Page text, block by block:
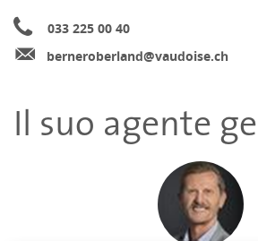
033 225 00 40
berneroberland@vaudoise.ch
Il suo agente